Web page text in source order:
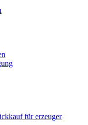
für erzeuger